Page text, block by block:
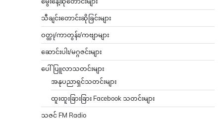
သီချင်းတောင်းဆိုခြင်းများ
ဝတ္ထု/ကာတွန်း/ကဗျာများ
ဆောင်းပါး/မဂ္ဂဇင်းများ
ပေါ်ပြူလာသတင်းများ
အနုပညာရှင်သတင်းများ
ထူးထူးခြားခြား Facebook သတင်းများ
သဇင် FM Radio